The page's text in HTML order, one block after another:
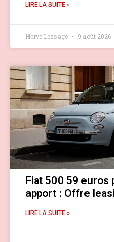
LIRE LA SUITE »
Hervé Lessage 9 août 2026
Fiat 500 59 euros
apport : Offre
LIRE LA SUITE »